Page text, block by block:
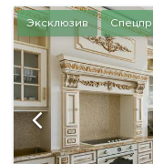
Эксклюзив